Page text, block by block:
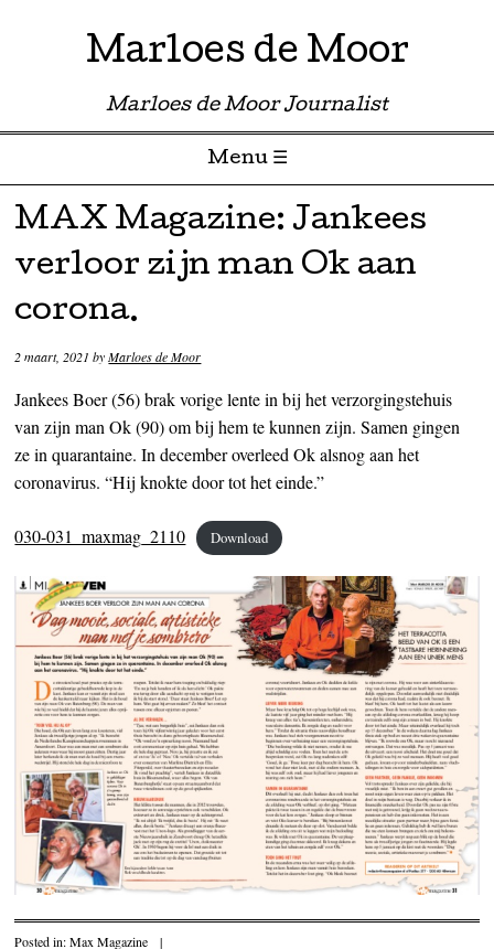
Marloes de Moor
Marloes de Moor Journalist
Menu ☰
Skip to content
MAX Magazine: Jankees
verloor zijn man Ok aan
corona.
2 maart, 2021 byMarloes de Moor
Jankees Boer (56) brak vorige lente in bij het verzorgingstehuis
van zijn man Ok (90) om bij hem te kunnen zijn. Samen gingen
ze in quarantaine. In december overleed Ok alsnog aan het
coronavirus. “Hij knokte door tot het einde.”
030-031_maxmag_2110 Download
Posted in:Max Magazine |